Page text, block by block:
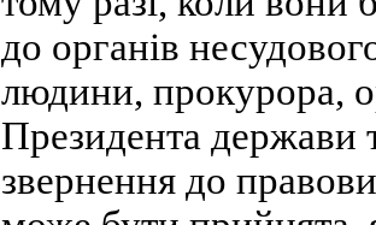
до органів
людини, прокурора,
Президента держави
звернення до